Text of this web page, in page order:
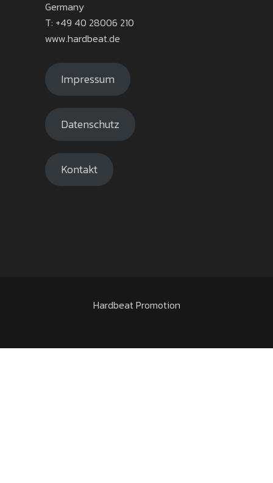
Germany
T: +49 40 28006 210
www.hardbeat.de
Impressum
Datenschutz
Kontakt
Hardbeat Promotion